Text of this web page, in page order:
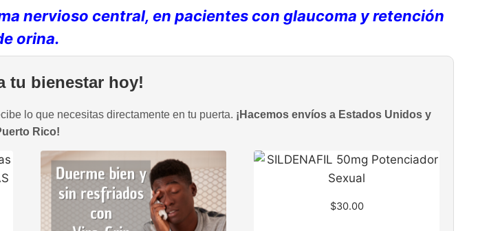
nervioso central, en pacientes con glaucoma y retención
orina.
tu bienestar hoy!
lo que necesitas directamente en tu puerta. ¡Hacemos envíos a Estados Unidos y
Rico!
$30.00